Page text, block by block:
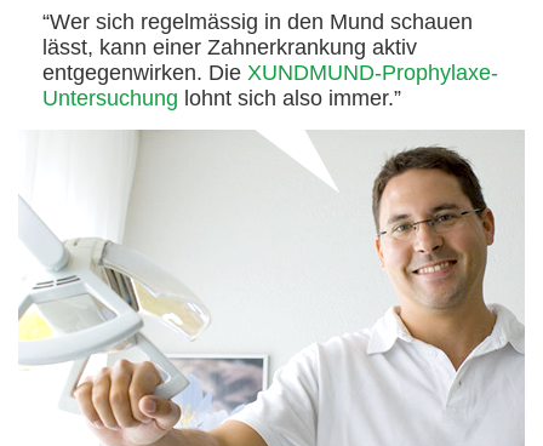
“Wer sich regelmässig in den Mund schauen
lässt, kann einer Zahnerkrankung aktiv
entgegenwirken. Die XUNDMUND-Prophylaxe-
Untersuchung lohnt sich also immer.”